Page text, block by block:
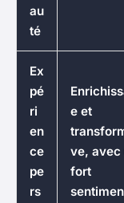
au
té
Ex
pé
ri
en
ce
pe
rs
e et
ve, avec
fort